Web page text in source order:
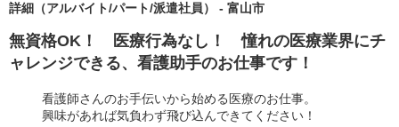
詳細（アルバイト/パート/派遣社員） - 富山市
無資格OK！ 医療行為なし！ 憧れの医療業界にチ
ャレンジできる、看護助手のお仕事です！
看護師さんのお手伝いから始める医療のお仕事。
興味があれば気負わず飛び込んできてください！